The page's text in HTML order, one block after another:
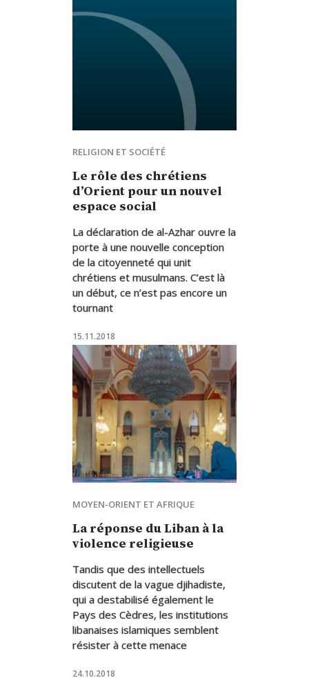
RELIGION ET SOCIÉTÉ
Le rôle des chrétiens
d’Orient pour un nouvel
espace social
La déclaration de al-Azhar ouvre la
porte à une nouvelle conception
de la citoyenneté qui unit
chrétiens et musulmans. C’est là
un début, ce n’est pas encore un
tournant
15.11.2018
Salim Daccache
MOYEN-ORIENT ET AFRIQUE
La réponse du Liban à la
violence religieuse
Tandis que des intellectuels
discutent de la vague djihadiste,
qui a destabilisé également le
Pays des Cèdres, les institutions
libanaises islamiques semblent
résister à cette menace
24.10.2018